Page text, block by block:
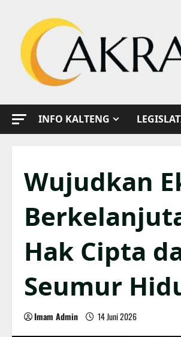
content
INFO KALTENG
Wujudkan
Hak Cipta
Seumur
Imam Admin 14 Juni 2026